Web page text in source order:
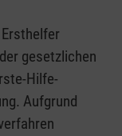
gesetzlichen
Hilfe-
Aufgrund